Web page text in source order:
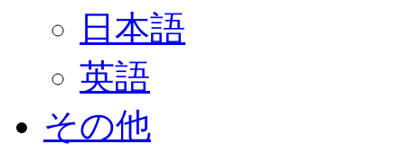
日本語
英語
その他